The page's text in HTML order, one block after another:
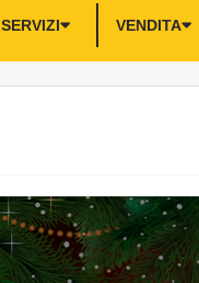
SERVIZI VENDITA